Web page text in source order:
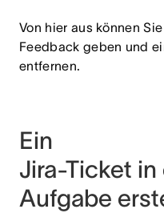
Von hier aus können
Feedback geben und
entfernen.
Ein
Jira-Ticket
Aufgabe